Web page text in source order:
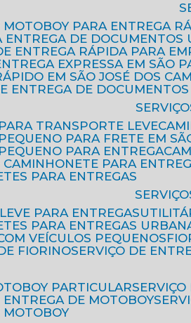
MOTOBOY PARA ENTREGA
ENTREGA DE DOCUMENTOS
ENTREGA RÁPIDA PARA
EXPRESSA EM SÃO
EM SÃO JOSÉ DOS
ENTREGA DE
TRANSPORTE LEVE
PARA FRETE EM
PARA ENTREGA
CAMINHONETE PARA
PARA ENTREGAS
LEVE PARA ENTREGAS
PARA ENTREGAS
VEÍCULOS PEQUENOS
FIORINO
SERVIÇO DE
PARTICULAR
ENTREGA DE MOTOBOY
MOTOBOY